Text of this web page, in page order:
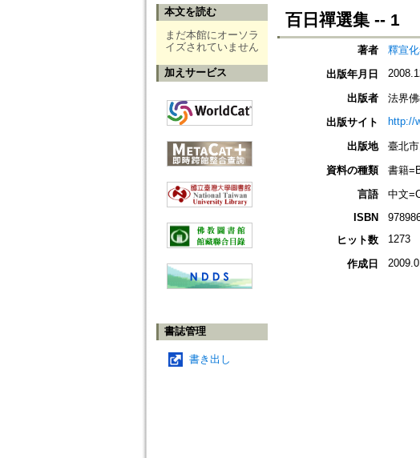
本文を読む
まだ本館にオーソラ
イズされていません
加えサービス
書誌管理
書き出し
百日禪選集 -- 1
著者
釋宣
出版年月日
出版者
法界
出版サイト
http://
出版地
臺北
資料の種類
書籍
言語
中文
ISBN
ヒット数
1273
作成日